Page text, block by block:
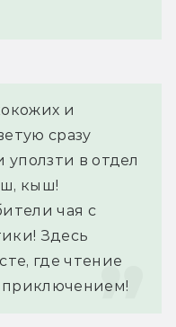
и
сразу
уползти в отдел
кыш!
чая с
Здесь
где чтение